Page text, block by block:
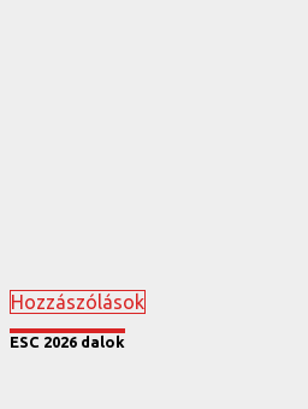
Hozzászólások
ESC 2026 dalok